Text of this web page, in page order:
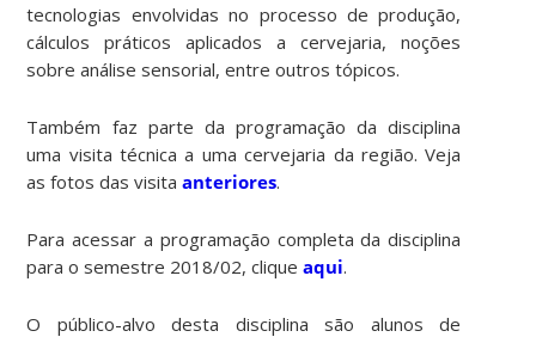
tecnologias envolvidas no processo de produção,
cálculos práticos aplicados a cervejaria, noções
sobre análise sensorial, entre outros tópicos.
Também faz parte da programação da disciplina
uma visita técnica a uma cervejaria da região. Veja
as fotos das visitaanteriores.
Para acessar a programação completa da disciplina
para o semestre 2018/02, cliqueaqui.
O público-alvo desta disciplina são alunos de